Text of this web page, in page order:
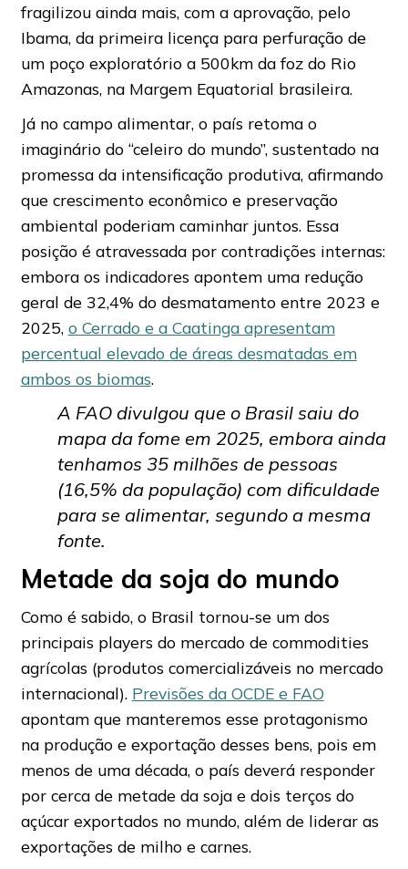
fragilizou ainda mais, com a aprovação, pelo
Ibama, da primeira licença para perfuração de
um poço exploratório a 500km da foz do Rio
Amazonas, na Margem Equatorial brasileira.
Já no campo alimentar, o país retoma o
imaginário do “celeiro do mundo”, sustentado na
promessa da intensificação produtiva, afirmando
que crescimento econômico e preservação
ambiental poderiam caminhar juntos. Essa
posição é atravessada por contradições internas:
embora os indicadores apontem uma redução
geral de 32,4% do desmatamento entre 2023 e
2025, o Cerrado e a Caatinga apresentam
percentual elevado de áreas desmatadas em
ambos os biomas.
A FAO divulgou que o Brasil saiu do
mapa da fome em 2025, embora ainda
tenhamos 35 milhões de pessoas
(16,5% da população) com dificuldade
para se alimentar, segundo a mesma
fonte.
Metade da soja do mundo
Como é sabido, o Brasil tornou-se um dos
principais players do mercado de commodities
agrícolas (produtos comercializáveis no mercado
internacional). Previsões da OCDE e FAO
apontam que manteremos esse protagonismo
na produção e exportação desses bens, pois em
menos de uma década, o país deverá responder
por cerca de metade da soja e dois terços do
açúcar exportados no mundo, além de liderar as
exportações de milho e carnes.